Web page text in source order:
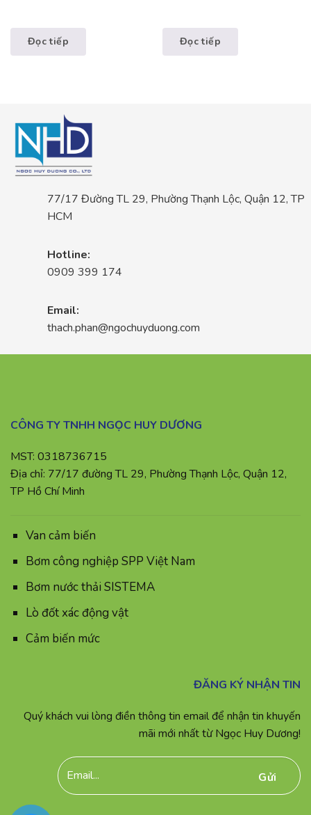
Đọc tiếp Đọc tiếp
77/17 Đường TL 29, Phường Thạnh Lộc, Quận 12, TP
HCM
Hotline:
0909 399 174
Email:
thach.phan@ngochuyduong.com
CÔNG TY TNHH NGỌC HUY DƯƠNG
MST: 0318736715
Địa chỉ: 77/17 đường TL 29, Phường Thạnh Lộc, Quận 12,
TP Hồ Chí Minh
Van cảm biến
Bơm công nghiệp SPP Việt Nam
Bơm nước thải SISTEMA
Lò đốt xác động vật
Cảm biến mức
ĐĂNG KÝ NHẬN TIN
Quý khách vui lòng điền thông tin email để nhận tin khuyến
mãi mới nhất từ Ngọc Huy Dương!